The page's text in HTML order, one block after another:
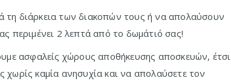
διάρκεια των διακοπών τους ή να απολαύσουν
περιμένει 2 λεπτά από το δωμάτιό σας!
ασφαλείς χώρους αποθήκευσης αποσκευών, έτσι
καμία ανησυχία και να απολαύσετε τον